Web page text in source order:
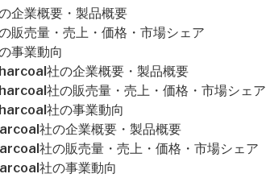
企業概要・製品概要
販売量・売上・価格・市場シェア
事業動向
社の企業概要・製品概要
社の販売量・売上・価格・市場シェア
社の事業動向
社の企業概要・製品概要
社の販売量・売上・価格・市場シェア
社の事業動向